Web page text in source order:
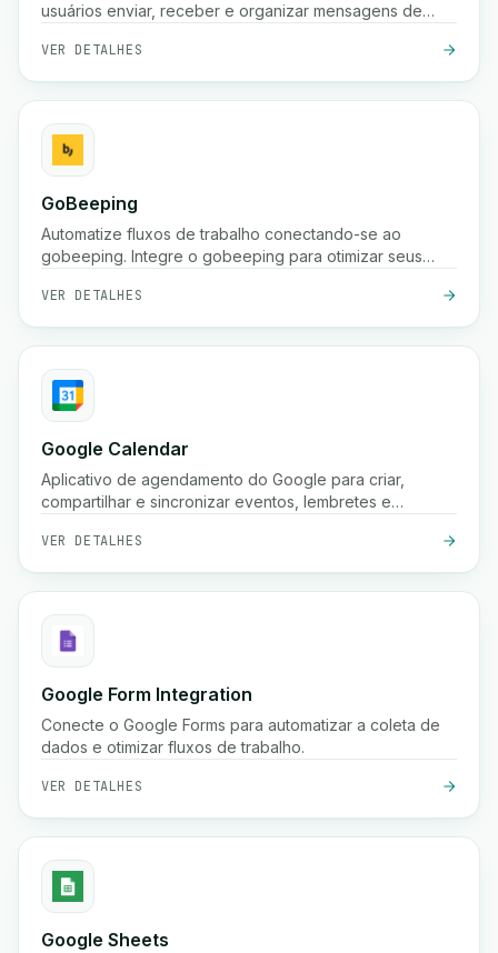
usuários enviar, receber e organizar mensagens de
pesquisa e integração com as ferramentas do Google
Workspace
VER DETALHES
GoBeeping
Automatize fluxos de trabalho conectando-se ao
gobeeping. Integre o gobeeping para otimizar seus
VER DETALHES
Google Calendar
Aplicativo de agendamento do Google para criar,
compartilhar e sincronizar eventos, lembretes e
VER DETALHES
Google Form Integration
Conecte o Google Forms para automatizar a coleta de
dados e otimizar fluxos de trabalho.
VER DETALHES
Google Sheets